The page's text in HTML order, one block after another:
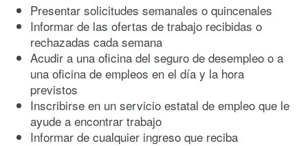
Presentar solicitudes semanales o quincenales
Informar de las ofertas de trabajo recibidas o
rechazadas cada semana
Acudir a una oficina del seguro de desempleo o a
una oficina de empleos en el día y la hora
previstos
Inscribirse en un servicio estatal de empleo que le
ayude a encontrar trabajo
Informar de cualquier ingreso que reciba